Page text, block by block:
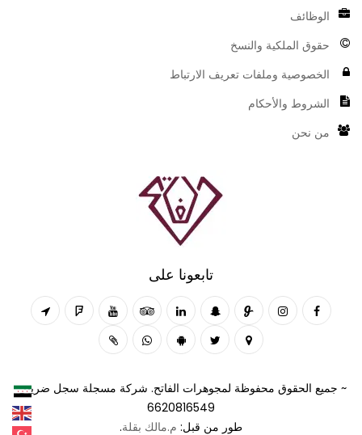
الوظائف
حقوق الملكية والنسخ
الخصوصية وملفات تعريف الارتباط
الشروط والأحكام
من نحن
تابعونا على
~ جميع الحقوق محفوظة لمجوهرات الفاتح. شركة مسجلة سجل ضريبي:
6620816549
طور من قبل: م.مالك بقلة.